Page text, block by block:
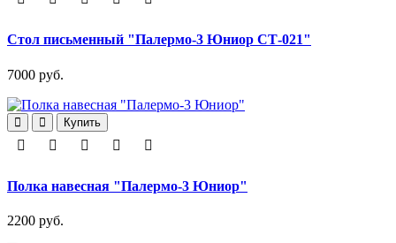
Стол письменный "Палермо-3 Юниор СТ-021"
7000 руб.
Купить
Полка навесная "Палермо-3 Юниор"
2200 руб.